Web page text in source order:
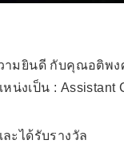
มยินดี กับคุณอติพง
น่งเป็น : Assistant
ะได้รับรางวัล